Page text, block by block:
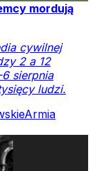
mordują
cywilnej
2 a 12
sierpnia
ludzi.
Armia